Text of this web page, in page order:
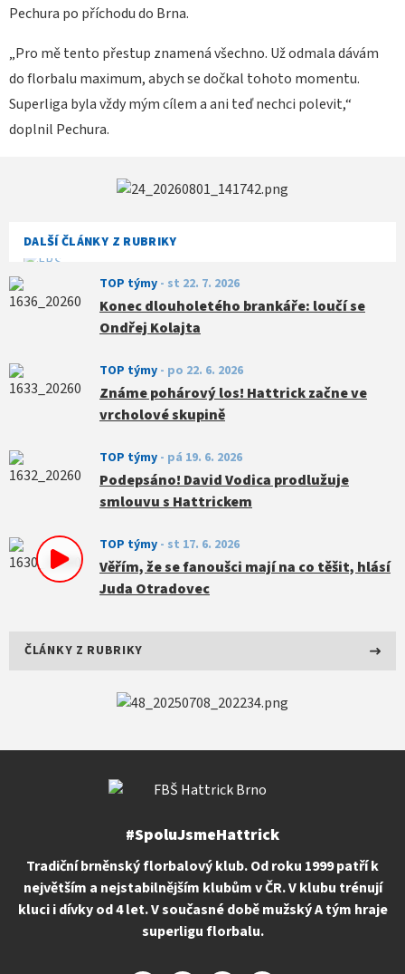
DALŠÍ ČLÁNKY Z RUBRIKY
TOP týmy - st 22. 7. 2026
Konec dlouholetého brankáře: loučí se
Ondřej Kolajta
TOP týmy - po 22. 6. 2026
Známe pohárový los! Hattrick začne ve
vrcholové skupině
TOP týmy - pá 19. 6. 2026
Podepsáno! David Vodica prodlužuje
smlouvu s Hattrickem
TOP týmy - st 17. 6. 2026
Věřím, že se fanoušci mají na co těšit, hlásí
Juda Otradovec
ČLÁNKY Z RUBRIKY
Pechura po příchodu do Brna.
„Pro mě tento přestup znamená všechno. Už odmala dávám
do florbalu maximum, abych se dočkal tohoto momentu.
Superliga byla vždy mým cílem a ani teď nechci polevit,“
doplnil Pechura.
#SpoluJsmeHattrick
Tradiční brněnský florbalový klub. Od roku 1999 patří k
největším a nejstabilnějším klubům v ČR. V klubu trénují
kluci i dívky od 4 let. V současné době mužský A tým hraje
superligu florbalu.